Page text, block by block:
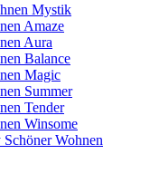
Mystik
Amaze
Aura
Balance
Magic
Summer
Tender
Winsome
Wohnen